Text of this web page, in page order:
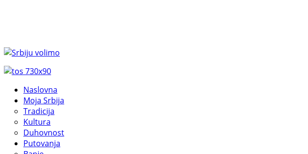
Naslovna
Moja Srbija
Tradicija
Kultura
Duhovnost
Putovanja